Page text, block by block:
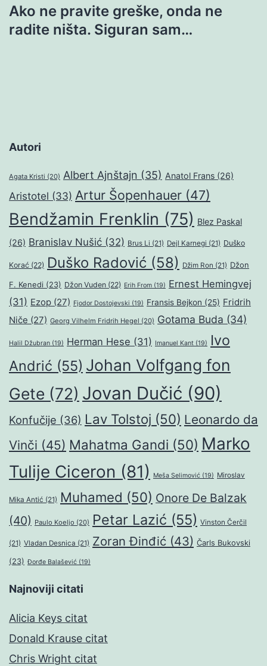
Ako ne pravite greške, onda ne
radite ništa. Siguran sam…
Autori
Agata Kristi (20) Albert Ajnštajn (35) Anatol Frans (26)
Aristotel (33) Artur Šopenhauer (47)
Bendžamin Frenklin (75) Blez Paskal
(26) Branislav Nušić (32) Brus Li (21) Dejl Karnegi (21) Duško
Korać (22) Duško Radović (58) Džim Ron (21) Džon
F. Kenedi (23) Džon Vuden (22) Erih From (19) Ernest Hemingvej
(31) Ezop (27) Fjodor Dostojevski (19) Fransis Bejkon (25) Fridrih
Niče (27) Georg Vilhelm Fridrih Hegel (20) Gotama Buda (34)
Halil Džubran (19) Herman Hese (31) Imanuel Kant (19)
Ivo
Andrić (55) Johan Volfgang fon
Gete (72) Jovan Dučić (90)
Konfučije (36) Lav Tolstoj (50) Leonardo da
Vinči (45) Mahatma Gandi (50) Marko
Tulije Ciceron (81) Meša Selimović (19) Miroslav
Mika Antić (21) Muhamed (50) Onore De Balzak
(40) Paulo Koeljo (20) Petar Lazić (55) Vinston Čerčil
(21) Vladan Desnica (21) Zoran Đinđić (43) Čarls Bukovski
(23) Đorđe Balašević (19)
Najnoviji citati
Alicia Keys citat
Donald Krause citat
Chris Wright citat